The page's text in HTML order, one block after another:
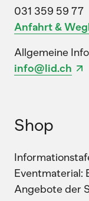
031 359 59 77
Anfahrt &
Allgemeine
info@lid.ch
Shop
Eventmaterial:
Angebote der